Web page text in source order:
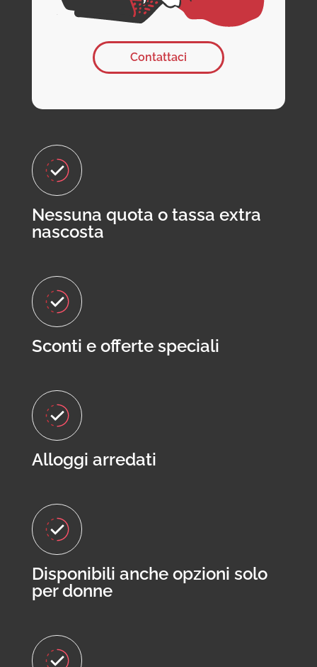
Contattaci
Nessuna quota o tassa extra
nascosta
Sconti e offerte speciali
Alloggi arredati
Disponibili anche opzioni solo
per donne